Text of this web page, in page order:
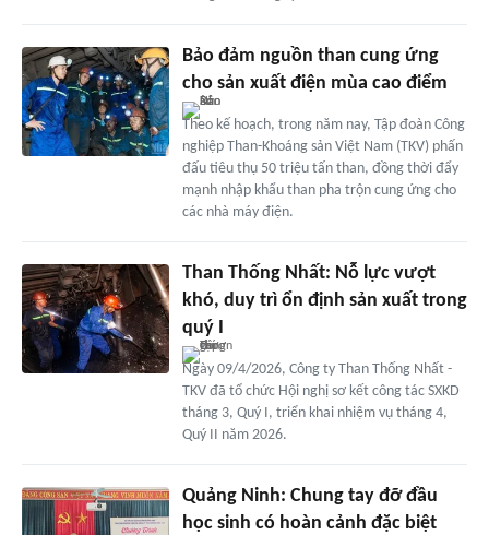
Bảo đảm nguồn than cung ứng
cho sản xuất điện mùa cao điểm
Theo kế hoạch, trong năm nay, Tập đoàn Công
nghiệp Than-Khoáng sản Việt Nam (TKV) phấn
đấu tiêu thụ 50 triệu tấn than, đồng thời đẩy
mạnh nhập khẩu than pha trộn cung ứng cho
các nhà máy điện.
Than Thống Nhất: Nỗ lực vượt
khó, duy trì ổn định sản xuất trong
quý I
Ngày 09/4/2026, Công ty Than Thống Nhất -
TKV đã tổ chức Hội nghị sơ kết công tác SXKD
tháng 3, Quý I, triển khai nhiệm vụ tháng 4,
Quý II năm 2026.
Quảng Ninh: Chung tay đỡ đầu
học sinh có hoàn cảnh đặc biệt